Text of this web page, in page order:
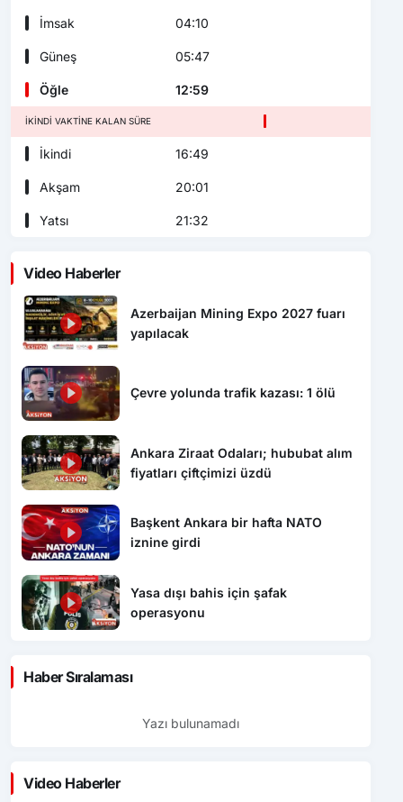
İmsak 04:10
Güneş 05:47
Öğle 12:59
İKINDI VAKTINE KALAN SÜRE
İkindi 16:49
Akşam 20:01
Yatsı 21:32
Video Haberler
Azerbaijan Mining Expo 2027 fuarı
yapılacak
Çevre yolunda trafik kazası: 1 ölü
Ankara Ziraat Odaları; hububat alım
fiyatları çiftçimizi üzdü
Başkent Ankara bir hafta NATO
iznine girdi
Yasa dışı bahis için şafak
operasyonu
Haber Sıralaması
Yazı bulunamadı
Video Haberler